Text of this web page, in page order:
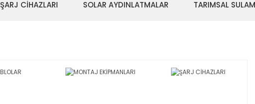
ŞARJ CİHAZLARI SOLAR AYDINLATMALAR TARIMSAL